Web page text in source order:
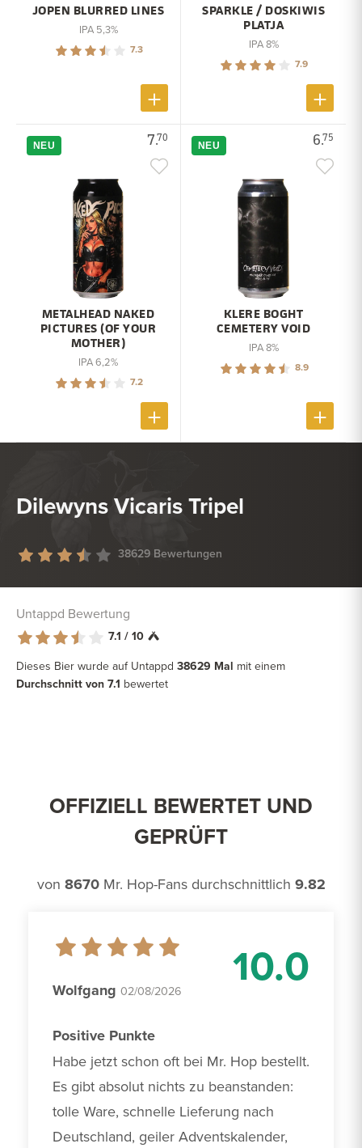
JOPEN BLURRED LINES
IPA 5,3%
7.3
SPARKLE / DOSKIWIS
PLATJA
IPA 8%
7.9
7.70
NEU
METALHEAD NAKED
PICTURES (OF YOUR
MOTHER)
IPA 6,2%
7.2
6.75
NEU
KLERE BOGHT
CEMETERY VOID
IPA 8%
8.9
Dilewyns Vicaris Tripel
38629 Bewertungen
Untappd Bewertung
7.1 / 10
Dieses Bier wurde auf Untappd 38629 Mal mit einem
Durchschnitt von 7.1 bewertet
OFFIZIELL BEWERTET UND
GEPRÜFT
von 8670Mr. Hop-Fans durchschnittlich 9.82
10.0
Wolfgang 02/08/2026
Positive Punkte
Habe jetzt schon oft bei Mr. Hop bestellt.
Es gibt absolut nichts zu beanstanden:
tolle Ware, schnelle Lieferung nach
Deutschland, geiler Adventskalender,